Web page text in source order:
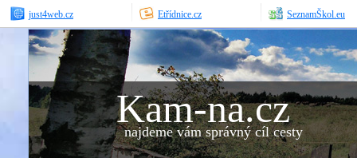
just4web.cz Etřídnice.cz SeznamŠkol.eu
Kam-na.cz
najdeme vám správný cíl cesty